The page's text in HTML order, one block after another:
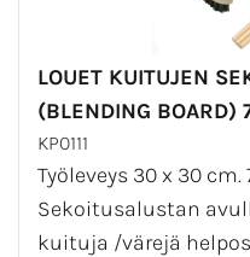
LOUET KUITUJEN
(BLENDING BOARD)
KP0111
Työleveys 30 x 30
Sekoitusalustan
kuituja /värejä